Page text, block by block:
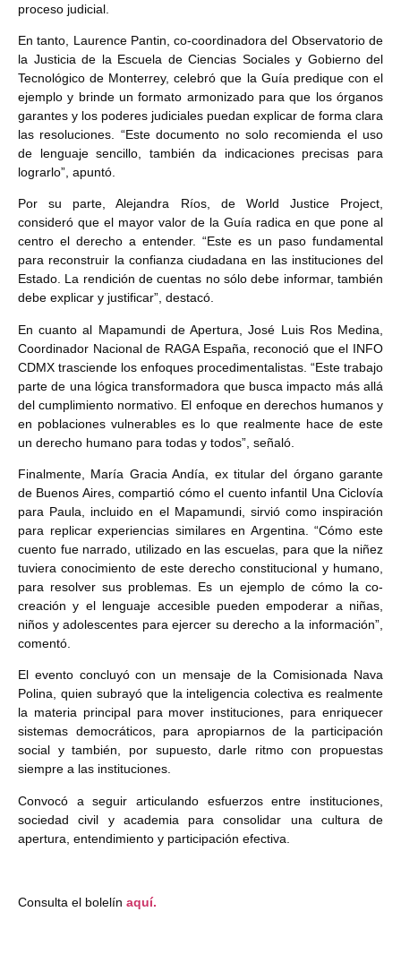
proceso judicial.
En tanto, Laurence Pantin, co-coordinadora del Observatorio de
la Justicia de la Escuela de Ciencias Sociales y Gobierno del
Tecnológico de Monterrey, celebró que la Guía predique con el
ejemplo y brinde un formato armonizado para que los órganos
garantes y los poderes judiciales puedan explicar de forma clara
las resoluciones. “Este documento no solo recomienda el uso
de lenguaje sencillo, también da indicaciones precisas para
lograrlo”, apuntó.
Por su parte, Alejandra Ríos, de World Justice Project,
consideró que el mayor valor de la Guía radica en que pone al
centro el derecho a entender. “Este es un paso fundamental
para reconstruir la confianza ciudadana en las instituciones del
Estado. La rendición de cuentas no sólo debe informar, también
debe explicar y justificar”, destacó.
En cuanto al Mapamundi de Apertura, José Luis Ros Medina,
Coordinador Nacional de RAGA España, reconoció que el INFO
CDMX trasciende los enfoques procedimentalistas. “Este trabajo
parte de una lógica transformadora que busca impacto más allá
del cumplimiento normativo. El enfoque en derechos humanos y
en poblaciones vulnerables es lo que realmente hace de este
un derecho humano para todas y todos”, señaló.
Finalmente, María Gracia Andía, ex titular del órgano garante
de Buenos Aires, compartió cómo el cuento infantil Una Ciclovía
para Paula, incluido en el Mapamundi, sirvió como inspiración
para replicar experiencias similares en Argentina. “Cómo este
cuento fue narrado, utilizado en las escuelas, para que la niñez
tuviera conocimiento de este derecho constitucional y humano,
para resolver sus problemas. Es un ejemplo de cómo la co-
creación y el lenguaje accesible pueden empoderar a niñas,
niños y adolescentes para ejercer su derecho a la información”,
comentó.
El evento concluyó con un mensaje de la Comisionada Nava
Polina, quien subrayó que la inteligencia colectiva es realmente
la materia principal para mover instituciones, para enriquecer
sistemas democráticos, para apropiarnos de la participación
social y también, por supuesto, darle ritmo con propuestas
siempre a las instituciones.
Convocó a seguir articulando esfuerzos entre instituciones,
sociedad civil y academia para consolidar una cultura de
apertura, entendimiento y participación efectiva.
Consulta el bolelín aquí.